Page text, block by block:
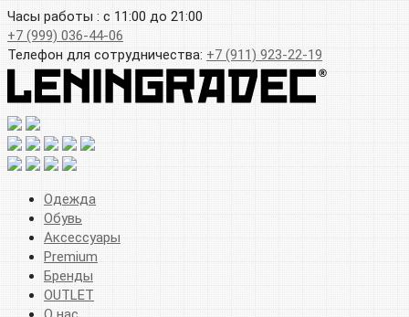
Часы работы : с 11:00 до 21:00
+7 (999) 036-44-06
Телефон для сотрудничества: +7 (911) 923-22-19
Одежда
Обувь
Аксессуары
Premium
Бренды
OUTLET